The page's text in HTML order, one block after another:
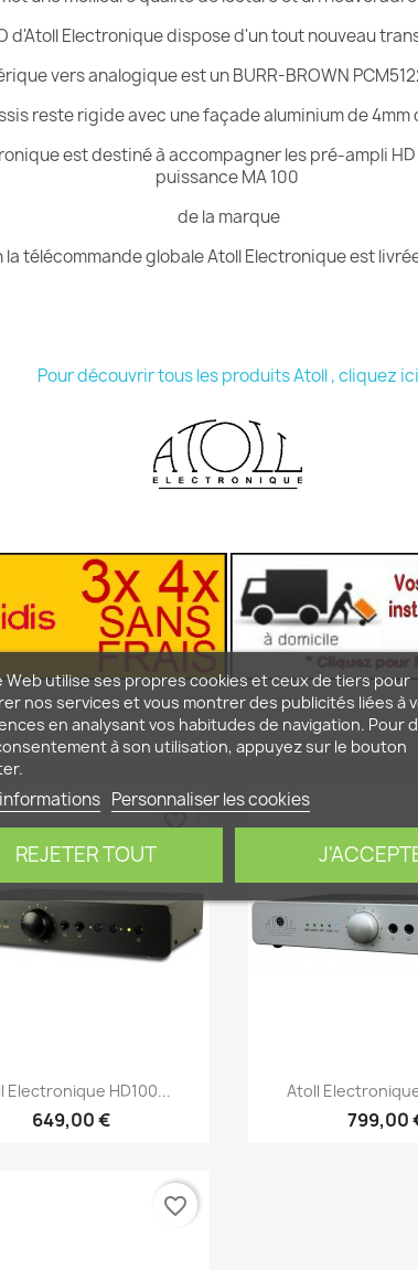
d'Atoll Electronique dispose d'un tout nouveau
vers analogique est unBURR-BROWN
reste rigide avec une façade aluminium de 4mm
est destiné à accompagner lespré-ampli HD
puissance MA 100
de la marque
la télécommande globale Atoll Electronique est
Pour découvrir tous les produits Atoll , cliquez ici
Aperçu rapide
Electronique HD100...
649,00 €
favorite_border
Aperçu
Atoll
799,00
favorite_border
Web utilise ses propres cookies et ceux de tiers pour
nos services et vous montrer des publicités liées à
en analysant vos habitudes de navigation. Pour
à son utilisation, appuyez sur le bouton
Personnaliser les cookies
REJETER TOUT